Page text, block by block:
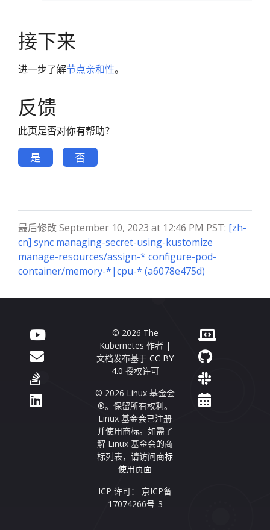
接下来
进一步了解节点亲和性。
反馈
此页是否对你有帮助？
是 否
最后修改 September 10, 2023 at 12:46 PM PST: [zh-
cn] sync managing-secret-using-kustomize
manage-resources/assign-* configure-pod-
container/memory-*|cpu-* (a6078e475d)
© 2026 The
Kubernetes 作者 |
文档发布基于 CC BY
4.0 授权许可
© 2026 Linux 基金会
®。保留所有权利。
Linux 基金会已注册
并使用商标。如需了
解 Linux 基金会的商
标列表，请访问商标
使用页面
ICP 许可： 京ICP备
17074266号-3